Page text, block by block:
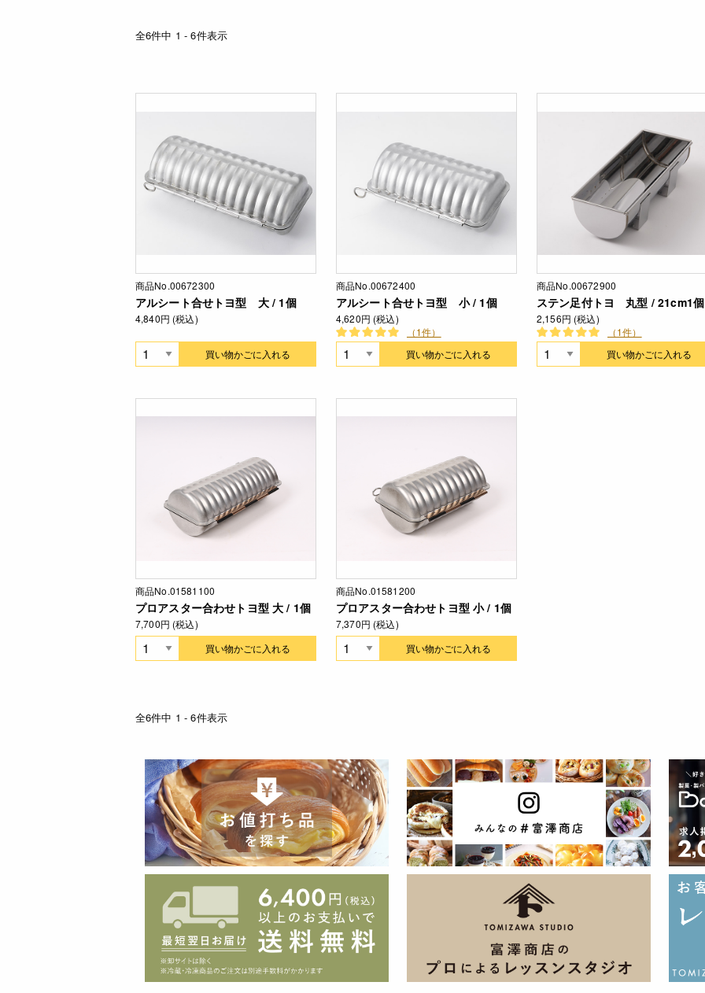
全6件中 1 - 6件表示
商品No.00672300
アルシート合せトヨ型 大 / 1個
4,840円 (税込)
買い物かごに入れる
商品No.00672400
アルシート合せトヨ型 小 / 1個
4,620円 (税込)
（1件）
買い物かごに入れる
商品No.00672900
ステン足付トヨ 丸型 / 21cm1個
2,156円 (税込)
（1件）
買い物かごに入れる
商品No.01581100
プロアスター合わせトヨ型 大 / 1個
7,700円 (税込)
買い物かごに入れる
商品No.01581200
プロアスター合わせトヨ型 小 / 1個
7,370円 (税込)
買い物かごに入れる
全6件中 1 - 6件表示